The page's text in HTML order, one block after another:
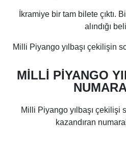
İkramiye bir tam bilete çıktı.
alındığı
Milli Piyango yılbaşı çekilişin
MİLLİ PİYANGO
Milli Piyango yılbaşı çekilişi
kazandıran